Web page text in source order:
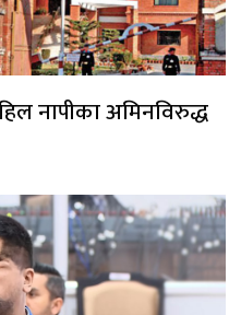
नापीका अमिनविरुद्ध